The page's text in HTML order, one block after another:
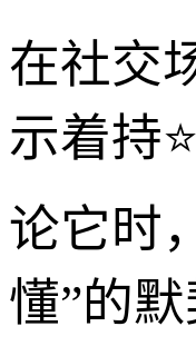
在社交
示着持
论它时
懂”的